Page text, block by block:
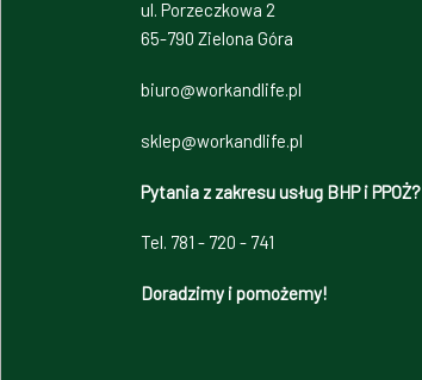
ul. Porzeczkowa 2
65-790 Zielona Góra
biuro@workandlife.pl
sklep@workandlife.pl
Pytania z zakresu usług BHP i PPOŻ?
Tel. 781 - 720 - 741
Doradzimy i pomożemy!